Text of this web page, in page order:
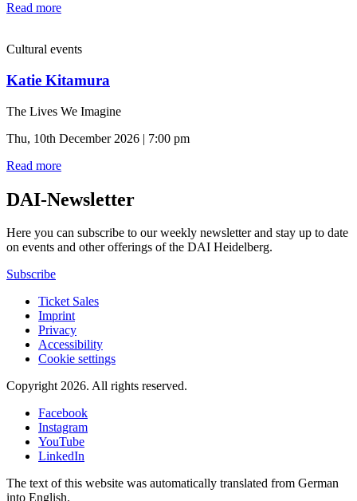
Read more
Cultural events
Katie Kitamura
The Lives We Imagine
Thu, 10th December 2026 | 7:00 pm
Read more
DAI-Newsletter
Here you can subscribe to our weekly newsletter and stay up to date
on events and other offerings of the DAI Heidelberg.
Subscribe
Ticket Sales
Imprint
Privacy
Accessibility
Cookie settings
Copyright 2026. All rights reserved.
Facebook
Instagram
YouTube
LinkedIn
The text of this website was automatically translated from German
into English.